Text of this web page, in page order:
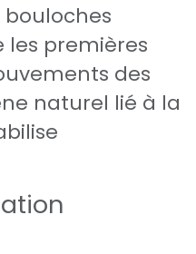
bouloches
premières
des
naturel lié à la